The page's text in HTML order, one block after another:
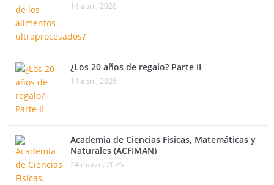
14 abril, 2026
¿Los 20 años de regalo? Parte II
14 abril, 2026
Academia de Ciencias Físicas, Matemáticas y
Naturales (ACFIMAN)
24 marzo, 2026